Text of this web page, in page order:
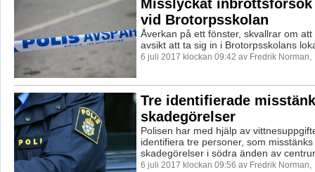
Misslyckat
vid Brotorpsskolan
Åverkan på ett fönster, skvallrar om
avsikt att ta sig in i Brotorpsskolans
6 juli 2017 klockan 09:42 av Fredrik Norman,
Tre identifierade
skadegörelser
Polisen har med hjälp av
identifiera tre personer, som misstänks
skadegörelser i södra änden av
6 juli 2017 klockan 09:56 av Fredrik Norman,